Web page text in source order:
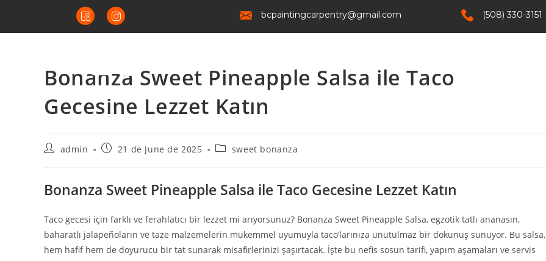
bcpaintingcarpentry@gmail.com (508) 330-3151
Bonanza Sweet Pineapple Salsa ile Taco
Gecesine Lezzet Katın
admin 21 de June de 2025 sweet bonanza
Bonanza Sweet Pineapple Salsa ile Taco Gecesine Lezzet Katın
Taco gecesi için farklı ve ferahlatıcı bir lezzet mi arıyorsunuz? Bonanza Sweet Pineapple Salsa, egzotik tatlı ananasın,
baharatlı jalapeñoların ve taze malzemelerin mükemmel uyumuyla taco’larınıza unutulmaz bir dokunuş sunuyor. Bu salsa,
hem hafif hem de doyurucu bir tat sunarak misafirlerinizi şaşırtacak. İşte bu nefis sosun tarifi, yapım aşamaları ve servis